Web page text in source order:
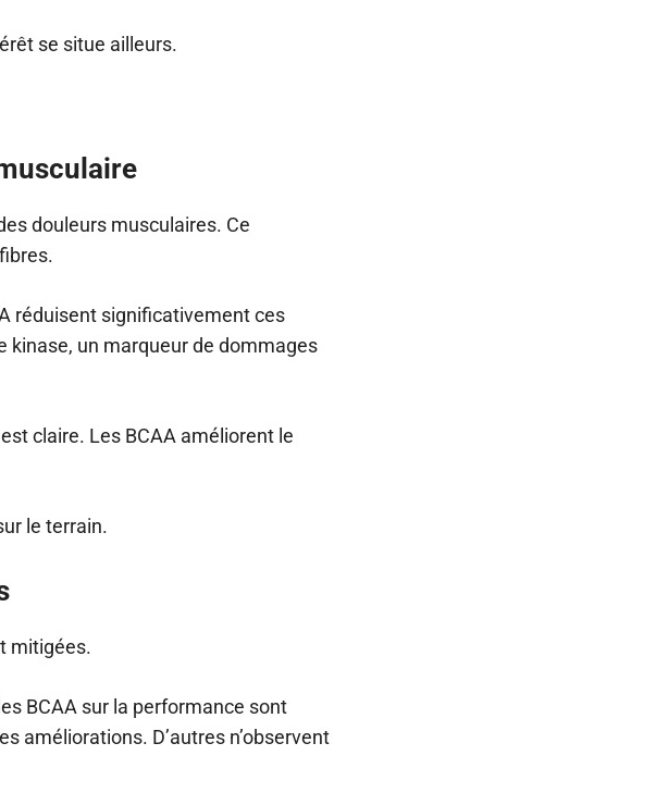
se situe ailleurs.
douleurs musculaires. Ce
réduisent significativement ces
kinase, un marqueur de dommages
claire. Les BCAA améliorent le
le terrain.
mitigées.
BCAA sur la performance sont
améliorations. D’autres n’observent